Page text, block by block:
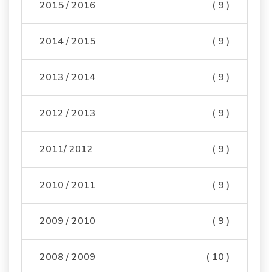
2015 / 2016 ( 9 )
2014 / 2015 ( 9 )
2013 / 2014 ( 9 )
2012 / 2013 ( 9 )
2011/ 2012 ( 9 )
2010 / 2011 ( 9 )
2009 / 2010 ( 9 )
2008 / 2009 ( 10 )